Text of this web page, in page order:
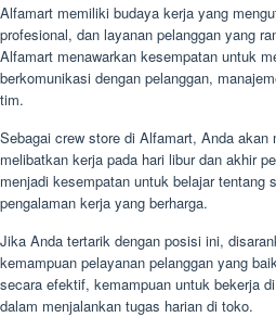
Alfamart memiliki budaya kerja yang
profesional, dan layanan pelanggan yang
Alfamart menawarkan kesempatan untuk
berkomunikasi dengan pelanggan,
tim.
Sebagai crew store di Alfamart, Anda
melibatkan kerja pada hari libur dan akhir
menjadi kesempatan untuk belajar tentang
pengalaman kerja yang berharga.
Jika Anda tertarik dengan posisi ini,
kemampuan pelayanan pelanggan yang
secara efektif, kemampuan untuk bekerja
dalam menjalankan tugas harian di toko.